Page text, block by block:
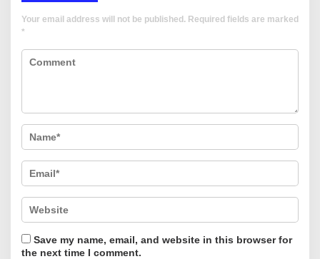
Your email address will not be published. Required fields are marked
*
Save my name, email, and website in this browser for
the next time I comment.